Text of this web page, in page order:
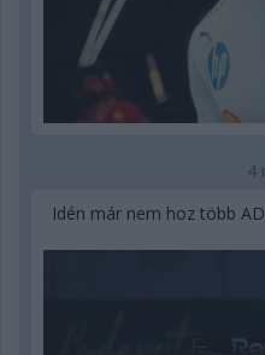
4
Idén már nem hoz több